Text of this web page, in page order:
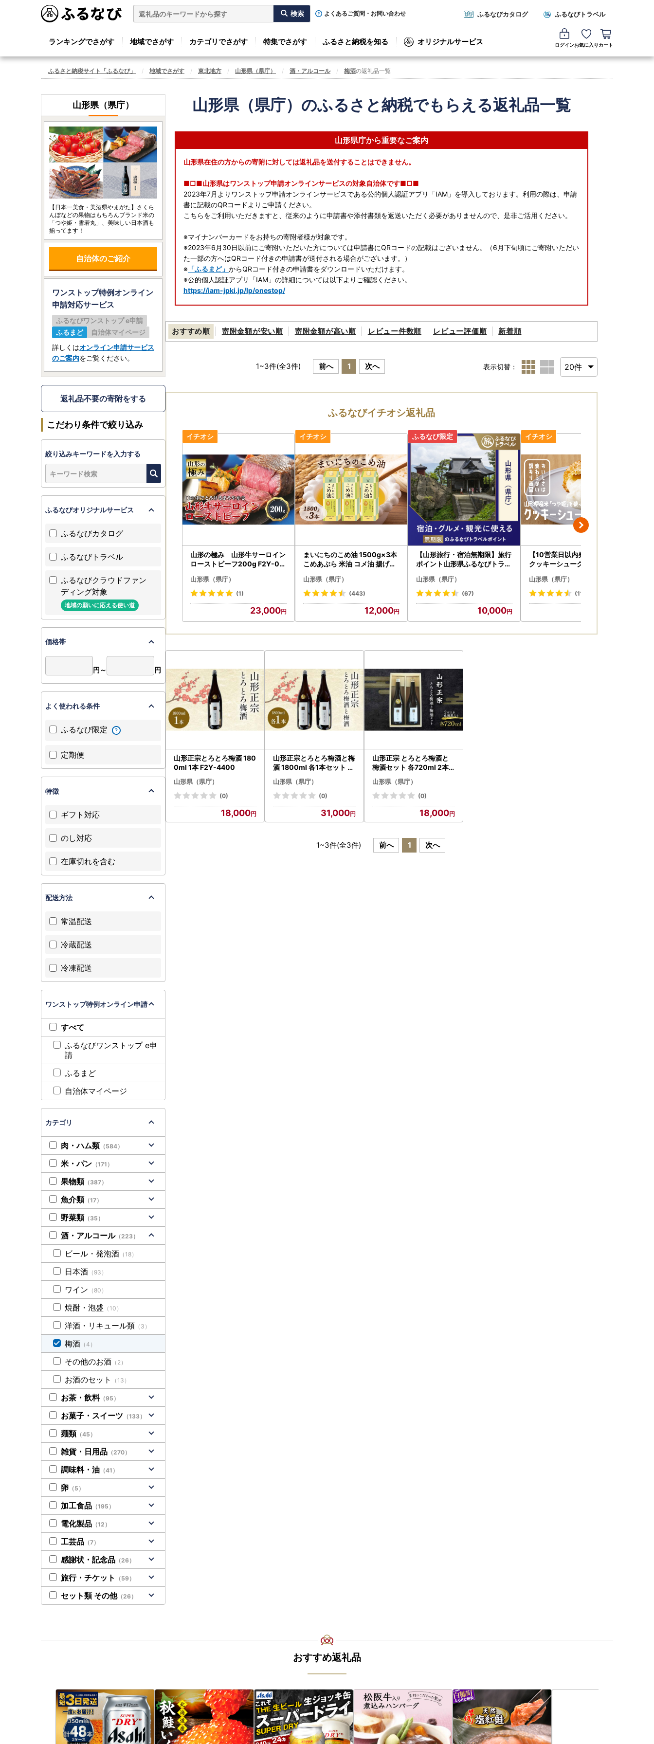
よくあるご質問・お問い合わせ ふるなびカタログ ふるなびトラベル
ランキングでさがす 地域でさがす カテゴリでさがす 特集でさがす ふるさと納税を知る オリジナルサービス ログインお気に入り カート
ふるさと納税サイト「ふるなび」 地域でさがす 東北地方 山形県（県庁） 酒・アルコール 梅酒の返礼品一覧
山形県（県庁）のふるさと納税でもらえる返礼品一覧
山形県庁から重要なご案内
山形県在住の方からの寄附に対しては返礼品を送付することはできません。
■□■山形県はワンストップ申請オンラインサービスの対象自治体です■□■
2023年7月よりワンストップ申請オンラインサービスである公的個人認証アプリ「IAM」を導入しております。利用の際は、申請
書に記載のQRコードよりご申請ください。
こちらをご利用いただきますと、従来のように申請書や添付書類を返送いただく必要がありませんので、是非ご活用ください。
※マイナンバーカードをお持ちの寄附者様が対象です。
※2023年6月30日以前にご寄附いただいた方については申請書にQRコードの記載はございません。（6月下旬頃にご寄附いただい
た一部の方へはQRコード付きの申請書が送付される場合がございます。）
※ 「ふるまど」 からQRコード付きの申請書をダウンロードいただけます。
※公的個人認証アプリ「IAM」の詳細については以下よりご確認ください。
https://iam-jpki.jp/lp/onestop/
【重要】ヤマト運輸の荷物転送有料化のお知らせ
ヤマト運輸の規定変更により、2023年6月1日（木）以降、お荷物の送り状に記載されたご住所以外にお届け先を変更（転送）す
る場合、送り状に記載されたお届け先から変更後のお届け先までの配送料が着払いで発生いたします。
なお、ご贈答用の場合でも受取人様に着払いでご負担いただくことになりますので、お届け先のご住所をご入力いただく際には十
分にご注意いただいた上でお申込いただきますようよろしくお願い申し上げます。
をご確認ください。
おすすめ順 寄附金額が安い順 寄附金額が高い順 レビュー件数順 レビュー評価順 新着順
1~3件(全3件) 前へ 1 次へ 表示切替：
ふるなびイチオシ返礼品
山形の極み 山形牛サーロイン
ローストビーフ200g F2Y-00
山形県（県庁）
(1)
23,000
まいにちのこめ油 1500g×3本
こめあぶら 米油 コメ油 揚げ物
用オイル 調理油 油 食品 山形県
F2Y-1730
山形県（県庁）
(443)
12,000
【山形旅行・宿泊無期限】旅行
ポイント山形県ふるなびトラベ
山形県（県庁）
(67)
10,000
【10営業日以内発送】訳あり
クッキーシュークリーム 26個
スイーツ F2Y-5940
山形県（県庁）
(118)
山形正宗とろとろ梅酒 180
0ml 1本 F2Y-4400
山形県（県庁）
(0)
18,000
山形正宗とろとろ梅酒と梅
酒 1800ml 各1本セット F2
Y-4401
山形県（県庁）
(0)
31,000
山形正宗 とろとろ梅酒と
梅酒セット 各720ml 2本
セット F2Y-4386
山形県（県庁）
(0)
18,000
1~3件(全3件) 前へ 1 次へ
山形県（県庁）
【日本一美食・美酒県やまがた】さくら
んぼなどの果物はもちろんブランド米の
「つや姫・雪若丸」、美味しい日本酒も
揃ってます！
自治体のご紹介
ワンストップ特例オンライン
申請対応サービス
ふるなびワンストップ e申請
ふるまど
自治体マイページ
詳しくはオンライン申請サービス
のご案内をご覧ください。
返礼品不要の寄附をする
こだわり条件で絞り込み
絞り込みキーワードを入力する
ふるなびオリジナルサービス
ふるなびカタログ
ふるなびトラベル
ふるなびクラウドファン
ディング対象
地域の願いに応える使い道
価格帯
円～ 円
よく使われる条件
ふるなび限定
定期便
特徴
ギフト対応
のし対応
在庫切れを含む
配送方法
常温配送
冷蔵配送
冷凍配送
ワンストップ特例オンライン申請
すべて
ふるなびワンストップ e申
請
ふるまど
自治体マイページ
カテゴリ
肉・ハム類 （584）
米・パン （171）
果物類 （387）
魚介類 （17）
野菜類 （35）
酒・アルコール（223）
ビール・発泡酒 （18）
日本酒 （93）
ワイン （80）
焼酎・泡盛 （10）
洋酒・リキュール類 （3）
梅酒 （4）
その他のお酒 （2）
お酒のセット （13）
お茶・飲料（95）
お菓子・スイーツ （133）
麺類 （45）
雑貨・日用品 （270）
調味料・油 （41）
卵 （5）
加工食品 （195）
電化製品 （12）
工芸品 （7）
感謝状・記念品 （26）
旅行・チケット （59）
セット類 その他（26）
おすすめ返礼品